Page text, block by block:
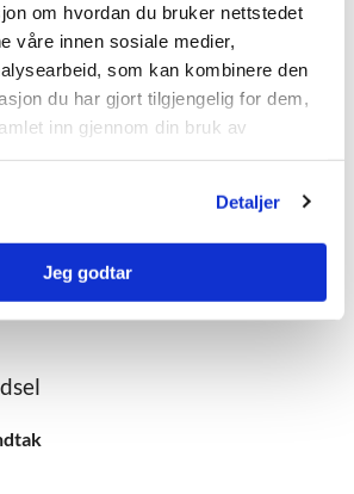
om hvordan du bruker nettstedet
våre innen sosiale medier,
som kan kombinere den
du har gjort tilgjengelig for dem,
inn gjennom din bruk av
Detaljer
Jeg godtar